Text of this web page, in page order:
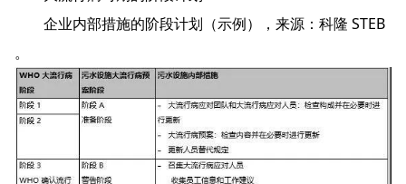
企业内部措施的阶段计划（示例），来源：科隆 STEB
。